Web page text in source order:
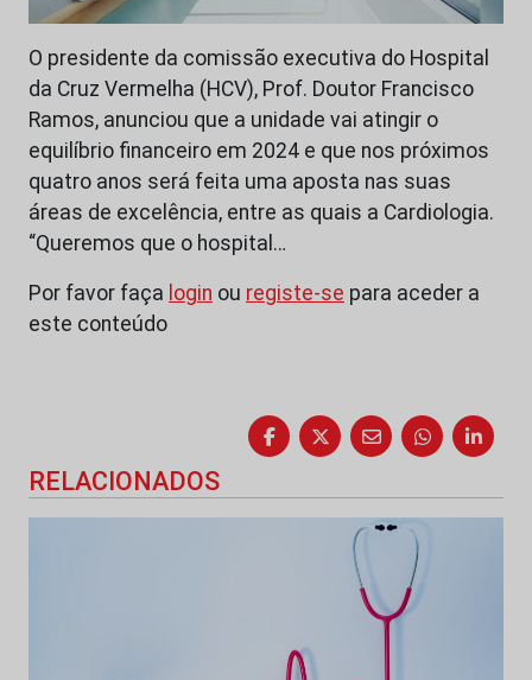
O presidente da comissão executiva do Hospital
da Cruz Vermelha (HCV), Prof. Doutor Francisco
Ramos, anunciou que a unidade vai atingir o
equilíbrio financeiro em 2024 e que nos próximos
quatro anos será feita uma aposta nas suas
áreas de excelência, entre as quais a Cardiologia.
“Queremos que o hospital…
Por favor faça login ou registe-se para aceder a
este conteúdo
RELACIONADOS